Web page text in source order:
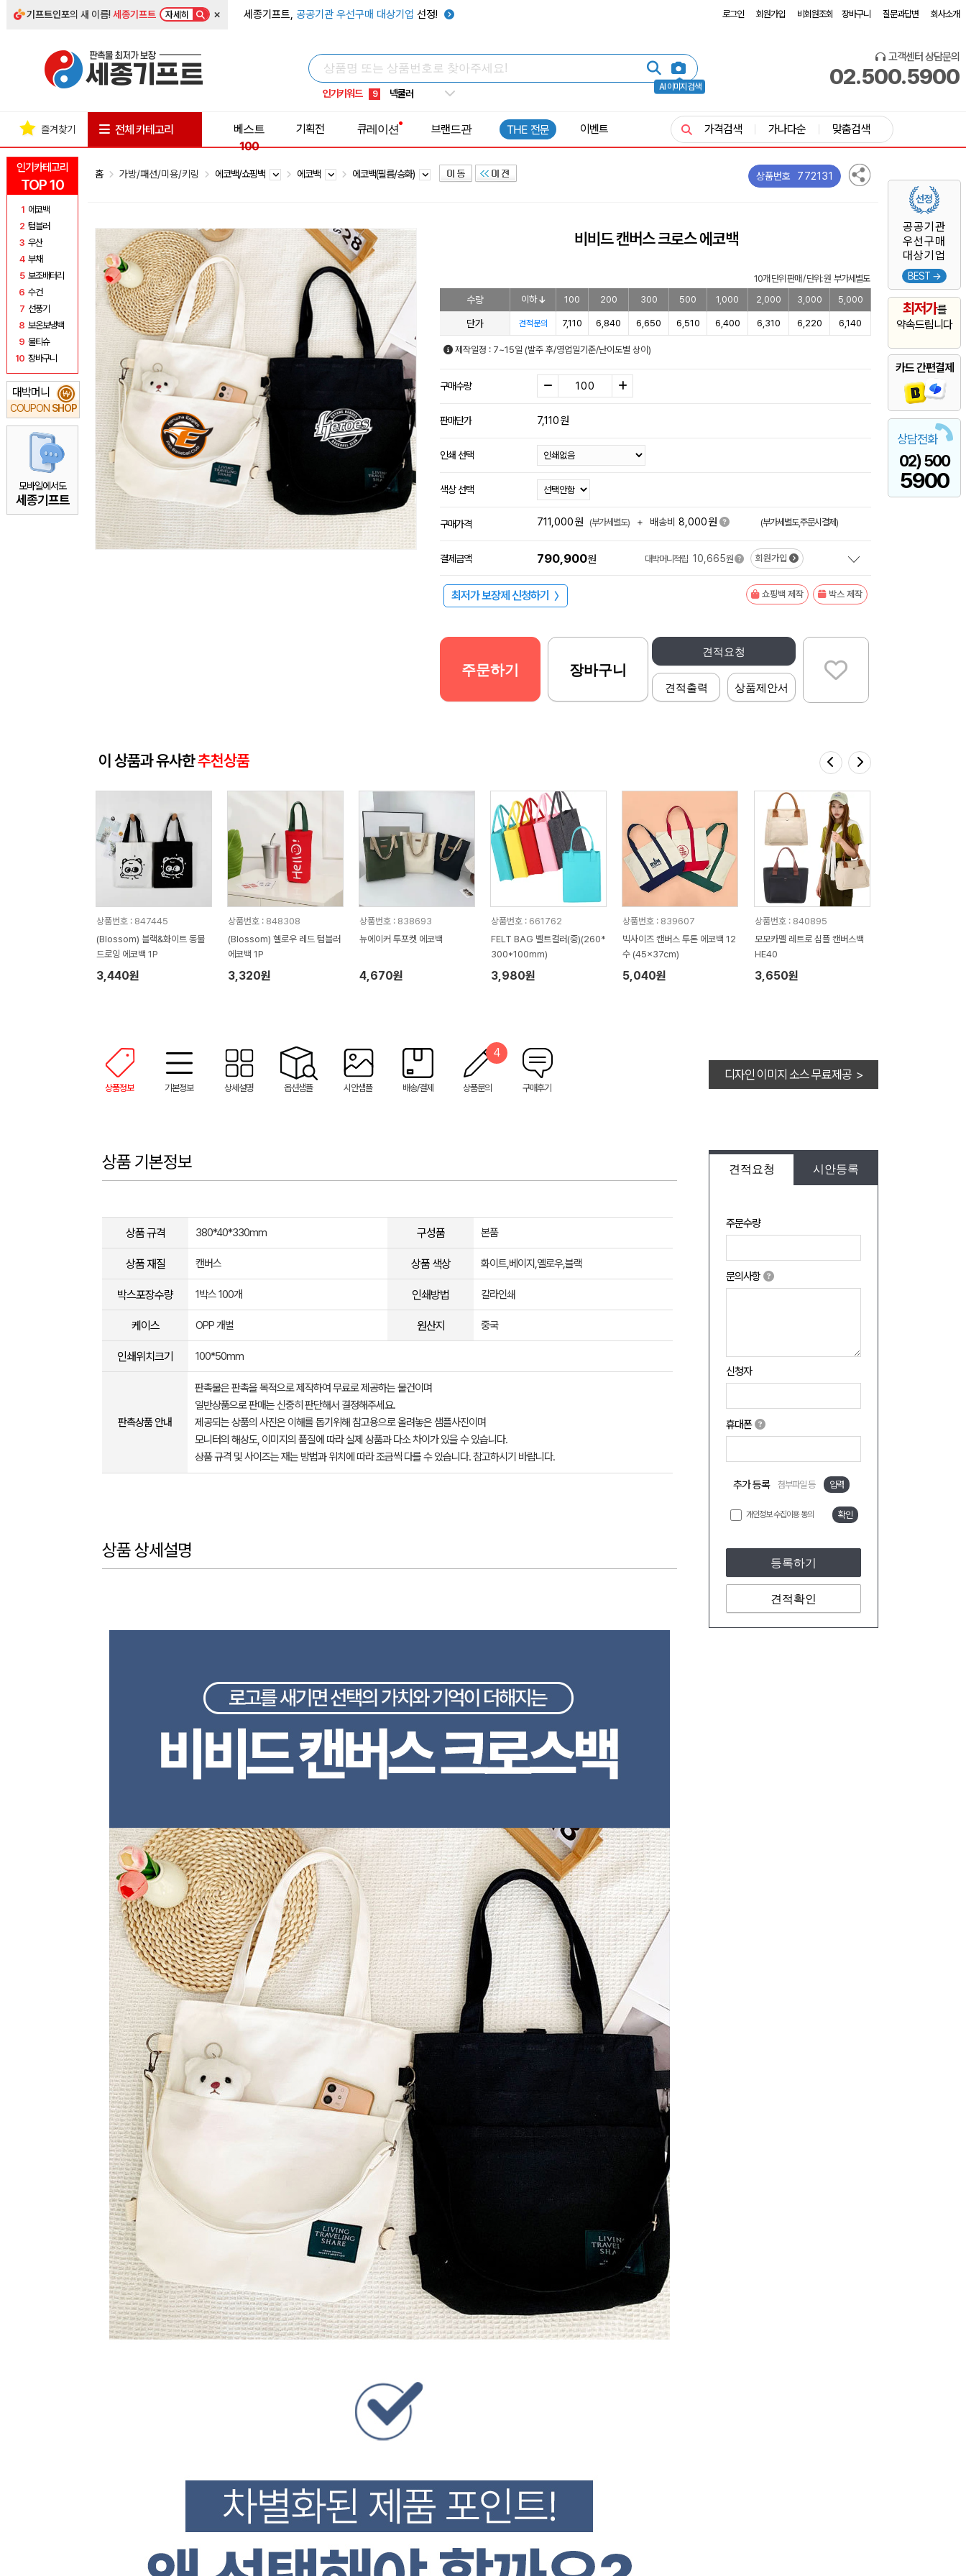
기프트인포의 새 이름!세종기프트 자세히 × 세종기프트, 공공기관 우선구매 대상기업 선정! 로그인 회원가입 비회원조회 장바구니 질문과답변 회사소개
AI 이미지 검색
인기키워드
5 키캡
8 쿨토시
9 넥쿨러
1 선풍기
고객센터 상담문의
02.500.5900
인기카테고리
TOP 10
1 에코백
2 텀블러
3 우산
4 부채
5 보조배터리
6 수건
7 선풍기
8 보온보냉백
9 물티슈
10 장바구니
대박머니
COUPON SHOP
₩
모바일에서도
세종기프트
공공기관
우선구매
대상기업
BEST →
최저가를
약속드립니다
카드 간편결제
상담전화
02) 500
5900
즐겨찾기 전체 카테고리
베스트
100
기획전 큐레이션 브랜드관 THE 전문 이벤트 가격검색 가나다순 맞춤검색
홈 가방/패션/미용/키링 에코백/쇼핑백 에코백 에코백(필름/승화) 상품번호 772131
비비드 캔버스 크로스 에코백
10개 단위 판매 / 단위: 원 부가세별도
수량 이하 100 200 300 500 1,000 2,000 3,000 5,000
단가 견적문의 7,110 6,840 6,650 6,510 6,400 6,310 6,220 6,140
제작일정 : 7~15일 (발주 후/영업일기준/난이도별 상이)
구매수량
판매단가 7,110원
인쇄 선택
색상 선택
구매가격 711,000원 (부가세별도) + 배송비 8,000원 (부가세별도,주문시결제)
결제금액 790,900원 대박머니적립 10,665원 회원가입
최저가 보장제 신청하기 〉 쇼핑백 제작 박스 제작
견적요청
견적출력 상품제안서
주문하기 장바구니
이 상품과 유사한추천상품
상품번호 : 847445
(Blossom) 블랙&화이트 동물
드로잉 에코백 1P
3,440원
상품번호 : 848308
(Blossom) 헬로우 레드 텀블러
에코백 1P
3,320원
상품번호 : 838693
뉴에이커 투포켓 에코백
4,670원
상품번호 : 661762
FELT BAG 벨트컬러(중)(260*
300*100mm)
3,980원
상품번호 : 839607
빅사이즈 캔버스 투톤 에코백 12
수 (45x37cm)
5,040원
상품번호 : 840895
모모카멜 레트로 심플 캔버스백
HE40
3,650원
상품정보 기본정보 상세설명 옵션샘플 시안샘플 배송/결제 상품문의
4
구매후기
디자인 이미지 소스 무료제공 >
견적요청 시안등록
주문수량
문의사항
신청자
휴대폰
추가 등록 첨부파일 등 입력
개인정보 수집이용 동의 확인
등록하기
견적확인
상품 기본정보
상품 규격 380*40*330mm 구성품 본품
상품 재질 캔버스 상품 색상 화이트,베이지,옐로우,블랙
박스포장수량 1박스 100개 인쇄방법 칼라인쇄
케이스 OPP 개별 원산지 중국
인쇄위치크기 100*50mm
판촉상품 안내
판촉물은 판촉을 목적으로 제작하여 무료로 제공하는 물건이며
일반상품으로 판매는 신중히 판단해서 결정해주세요.
제공되는 상품의 사진은 이해를 돕기위해 참고용으로 올려놓은 샘플사진이며
모니터의 해상도, 이미지의 품질에 따라 실제 상품과 다소 차이가 있을 수 있습니다.
상품 규격 및 사이즈는 재는 방법과 위치에 따라 조금씩 다를 수 있습니다. 참고하시기 바랍니다.
상품 상세설명